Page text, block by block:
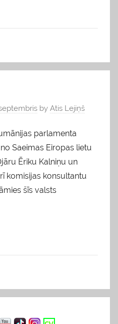
by Atis Lejiņš
parlamenta
Saeimas Eiropas lietu
Ēriku Kalniņu un
komisijas konsultantu
šīs valsts